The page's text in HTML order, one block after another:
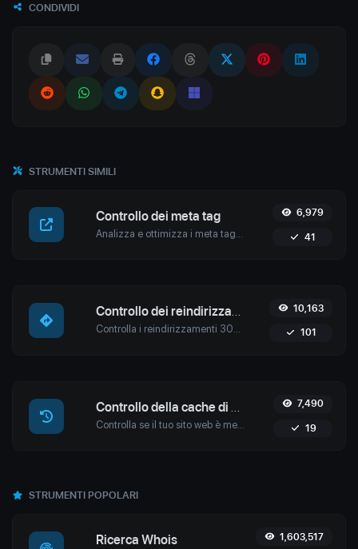
CONDIVIDI
STRUMENTI SIMILI
Controllo dei meta tag 6,979
41
Controllo dei reindirizzamenti URL
Controlla i reindirizzamenti 301 e 302 di un URL specifico con lo strumento di controllo dei reindirizzamenti di Uptime4. Assicura un SEO, prestazioni e sicurezza senza interruzioni per il tuo sito.
10,163
101
7,490
19
STRUMENTI POPOLARI
Ricerca Whois 1,603,517